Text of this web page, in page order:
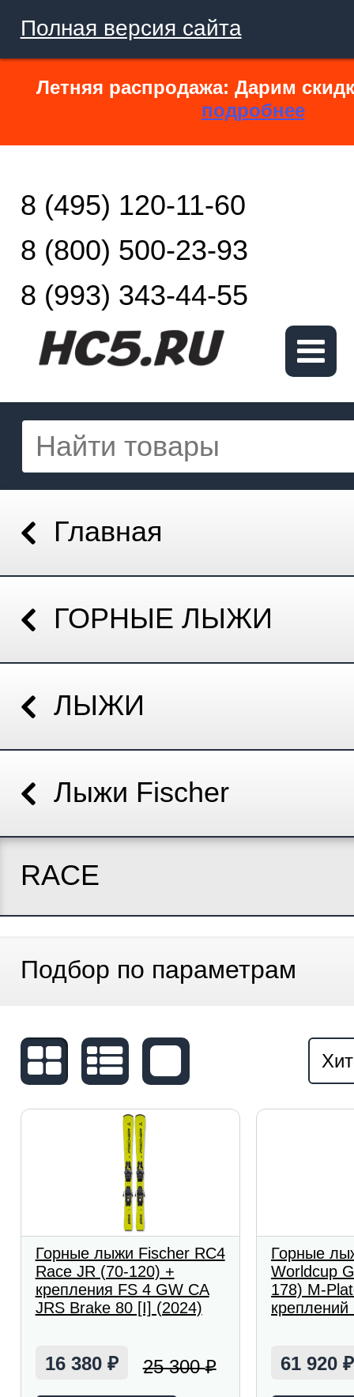
Полная версия сайта
Летняя распродажа: Дарим
подробнее
8 (495) 120-11-60
8 (800) 500-23-93
8 (993) 343-44-55
Главная
ГОРНЫЕ ЛЫЖИ
ЛЫЖИ
Лыжи Fischer
RACE
Подбор по параметрам
Горные лыжи Fischer RC4
Race JR (70-120) +
крепления FS 4 GW CA
JRS Brake 80 [I] (2024)
16 380 ₽ 25 300₽
Горные
Worldcup
178) M-
креплений
61 920₽